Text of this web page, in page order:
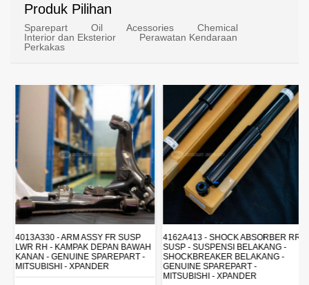
Produk Pilihan
Sparepart Oil Acessories
Chemical
Interior dan Eksterior
Perawatan Kendaraan
Perkakas
4013A330 - ARM ASSY FR SUSP
LWR RH - KAMPAK DEPAN BAWAH
KANAN - GENUINE SPAREPART -
MITSUBISHI - XPANDER
4162A413 - SHOCK ABSORBER RR
SUSP - SUSPENSI BELAKANG -
SHOCKBREAKER BELAKANG -
GENUINE SPAREPART -
MITSUBISHI - XPANDER